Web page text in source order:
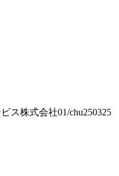
ス株式会社01/chu250325